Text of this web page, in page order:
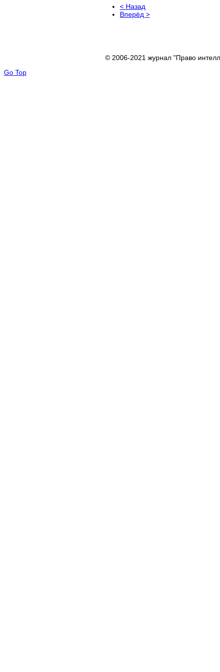
< Назад
Вперёд >
© 2006-2021 журнал "Право
Go Top